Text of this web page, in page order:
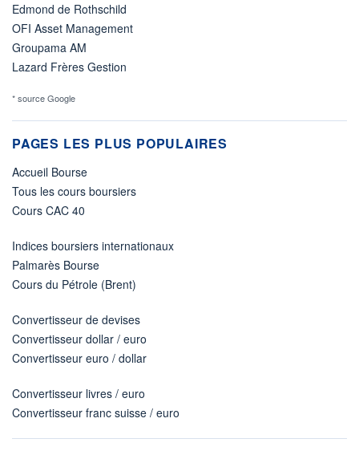
Edmond de Rothschild
OFI Asset Management
Groupama AM
Lazard Frères Gestion
* source Google
PAGES LES PLUS POPULAIRES
Accueil Bourse
Tous les cours boursiers
Cours CAC 40
Indices boursiers internationaux
Palmarès Bourse
Cours du Pétrole (Brent)
Convertisseur de devises
Convertisseur dollar / euro
Convertisseur euro / dollar
Convertisseur livres / euro
Convertisseur franc suisse / euro